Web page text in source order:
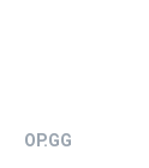
OP.GG